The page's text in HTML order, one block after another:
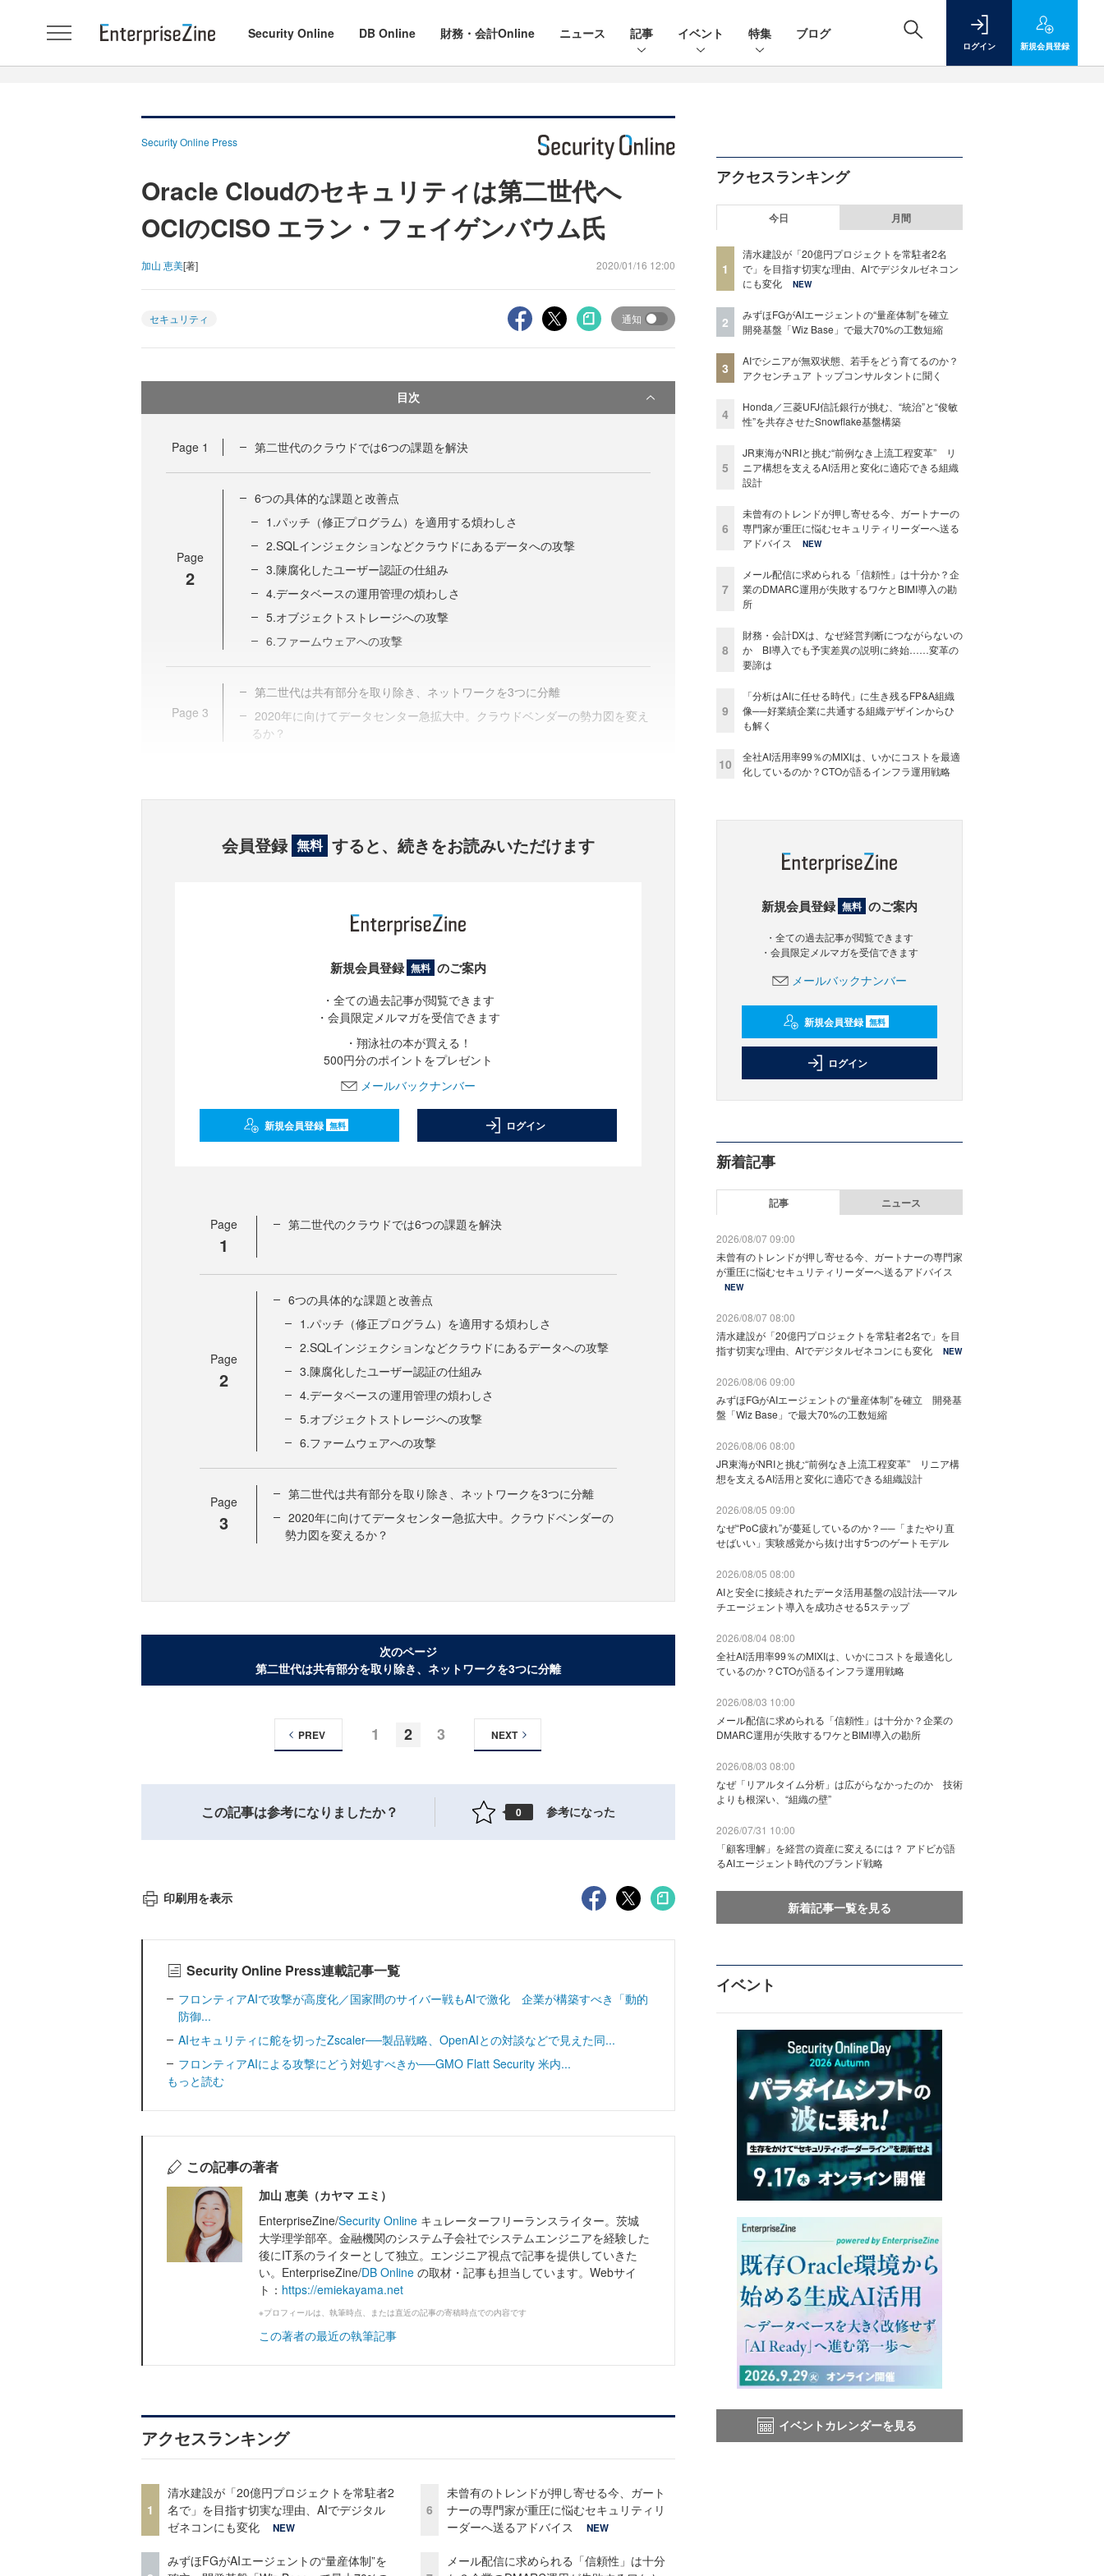
Security Online DB Online 財務・会計Online ニュース 記事 イベント 特集 ブログ
ログイン 新規会員登録
Security Online Press
Oracle Cloudのセキュリティは第二世代へ
OCIのCISO エラン・フェイゲンバウム氏
加山 恵美[著] 2020/01/16 12:00
セキュリティ 通知
目次
Page 1 第二世代のクラウドでは6つの課題を解決
Page
2
6つの具体的な課題と改善点
1.パッチ（修正プログラム）を適用する煩わしさ
2.SQLインジェクションなどクラウドにあるデータへの攻撃
3.陳腐化したユーザー認証の仕組み
4.データベースの運用管理の煩わしさ
5.オブジェクトストレージへの攻撃
6.ファームウェアへの攻撃
Page 3
第二世代は共有部分を取り除き、ネットワークを3つに分離
2020年に向けてデータセンター急拡大中。クラウドベンダーの勢力図を変え
るか？
会員登録 無料 すると、続きをお読みいただけます
新規会員登録 無料 のご案内
・全ての過去記事が閲覧できます
・会員限定メルマガを受信できます
・翔泳社の本が買える！
500円分のポイントをプレゼント
メールバックナンバー
新規会員登録 無料 ログイン
Page
1
第二世代のクラウドでは6つの課題を解決
Page
2
6つの具体的な課題と改善点
1.パッチ（修正プログラム）を適用する煩わしさ
2.SQLインジェクションなどクラウドにあるデータへの攻撃
3.陳腐化したユーザー認証の仕組み
4.データベースの運用管理の煩わしさ
5.オブジェクトストレージへの攻撃
6.ファームウェアへの攻撃
Page
3
第二世代は共有部分を取り除き、ネットワークを3つに分離
2020年に向けてデータセンター急拡大中。クラウドベンダーの
勢力図を変えるか？
次のページ
第二世代は共有部分を取り除き、ネットワークを3つに分離
1 2 3
PREV NEXT
この記事は参考になりましたか？ 0 参考になった
印刷用を表示
Security Online Press連載記事一覧
フロンティアAIで攻撃が高度化／国家間のサイバー戦もAIで激化 企業が構築すべき「動的
防御...
AIセキュリティに舵を切ったZscaler──製品戦略、OpenAIとの対談などで見えた同...
フロンティアAIによる攻撃にどう対処すべきか──GMO Flatt Security 米内...
もっと読む
この記事の著者
加山 恵美（カヤマ エミ）
EnterpriseZine/Security Online キュレーターフリーランスライター。茨城
大学理学部卒。金融機関のシステム子会社でシステムエンジニアを経験した
後にIT系のライターとして独立。エンジニア視点で記事を提供していきた
い。EnterpriseZine/DB Online の取材・記事も担当しています。Webサイ
ト： https://emiekayama.net
※プロフィールは、執筆時点、または直近の記事の寄稿時点での内容です
この著者の最近の執筆記事
アクセスランキング
1
清水建設が「20億円プロジェクトを常駐者2
名で」を目指す切実な理由、AIでデジタル
ゼネコンにも変化
NEW
みずほFGがAIエージェントの“量産体制”を
6
未曾有のトレンドが押し寄せる今、ガート
ナーの専門家が重圧に悩むセキュリティリ
ーダーへ送るアドバイス
NEW
メール配信に求められる「信頼性」は十分
アクセスランキング
今日 月間
1
清水建設が「20億円プロジェクトを常駐者2名
で」を目指す切実な理由、AIでデジタルゼネコン
にも変化
NEW
2
みずほFGがAIエージェントの“量産体制”を確立
開発基盤「Wiz Base」で最大70%の工数短縮
3
AIでシニアが無双状態、若手をどう育てるのか？
アクセンチュア トップコンサルタントに聞く
4
Honda／三菱UFJ信託銀行が挑む、“統治”と“俊敏
性”を共存させたSnowflake基盤構築
5
JR東海がNRIと挑む“前例なき上流工程変革” リ
ニア構想を支えるAI活用と変化に適応できる組織
設計
6
未曾有のトレンドが押し寄せる今、ガートナーの
専門家が重圧に悩むセキュリティリーダーへ送る
アドバイス
NEW
7
メール配信に求められる「信頼性」は十分か？企
業のDMARC運用が失敗するワケとBIMI導入の勘
所
8
財務・会計DXは、なぜ経営判断につながらないの
か BI導入でも予実差異の説明に終始……変革の
要諦は
9
「分析はAIに任せる時代」に生き残るFP&A組織
像──好業績企業に共通する組織デザインからひ
も解く
10
全社AI活用率99％のMIXIは、いかにコストを最適
化しているのか？CTOが語るインフラ運用戦略
新規会員登録 無料 のご案内
・全ての過去記事が閲覧できます
・会員限定メルマガを受信できます
メールバックナンバー
新規会員登録 無料
ログイン
新着記事
記事 ニュース
2026/08/07 09:00
未曾有のトレンドが押し寄せる今、ガートナーの専門家
が重圧に悩むセキュリティリーダーへ送るアドバイス
NEW
2026/08/07 08:00
清水建設が「20億円プロジェクトを常駐者2名で」を目
指す切実な理由、AIでデジタルゼネコンにも変化
NEW
2026/08/06 09:00
みずほFGがAIエージェントの“量産体制”を確立 開発基
盤「Wiz Base」で最大70%の工数短縮
2026/08/06 08:00
JR東海がNRIと挑む“前例なき上流工程変革” リニア構
想を支えるAI活用と変化に適応できる組織設計
2026/08/05 09:00
なぜ“PoC疲れ”が蔓延しているのか？──「またやり直
せばいい」実験感覚から抜け出す5つのゲートモデル
2026/08/05 08:00
AIと安全に接続されたデータ活用基盤の設計法──マル
チエージェント導入を成功させる5ステップ
2026/08/04 08:00
全社AI活用率99％のMIXIは、いかにコストを最適化し
ているのか？CTOが語るインフラ運用戦略
2026/08/03 10:00
メール配信に求められる「信頼性」は十分か？企業の
DMARC運用が失敗するワケとBIMI導入の勘所
2026/08/03 08:00
なぜ「リアルタイム分析」は広がらなかったのか 技術
よりも根深い、“組織の壁”
2026/07/31 10:00
「顧客理解」を経営の資産に変えるには？ アドビが語
るAIエージェント時代のブランド戦略
新着記事一覧を見る
イベント
イベントカレンダーを見る